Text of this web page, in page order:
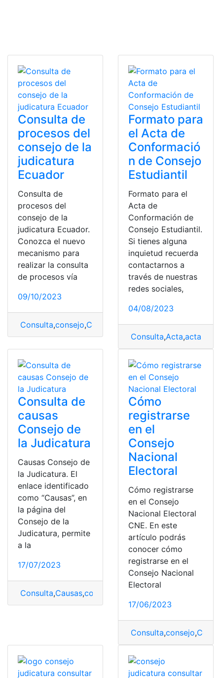
Consulta de
procesos del
consejo de la
judicatura
Ecuador
Consulta de
procesos del
consejo de la
judicatura Ecuador.
Conozca el nuevo
mecanismo para
realizar la consulta
de procesos vía
09/10/2023
Consulta,consejo,Consejo de la Judicatura,procesos
Formato para
el Acta de
Conformació
n de Consejo
Estudiantil
Formato para el
Acta de
Conformación de
Consejo Estudiantil.
Si tienes alguna
inquietud recuerda
contactarnos a
través de nuestras
redes sociales,
04/08/2023
Consulta,Acta,acta de
Consulta de
causas
Consejo de
la Judicatura
Causas Consejo de
la Judicatura. El
enlace identificado
como “Causas”, en
la página del
Consejo de la
Judicatura, permite
a la
17/07/2023
Consulta,Causas,consejo
Cómo
registrarse
en el
Consejo
Nacional
Electoral
Cómo registrarse
en el Consejo
Nacional Electoral
CNE. En este
artículo podrás
conocer cómo
registrarse en el
Consejo Nacional
Electoral
17/06/2023
Consulta,consejo,